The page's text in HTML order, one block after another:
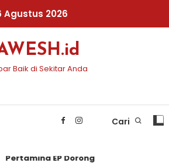
Agustus 2026
Baik di Sekitar Anda
Cari
Pertamina EP Dorong